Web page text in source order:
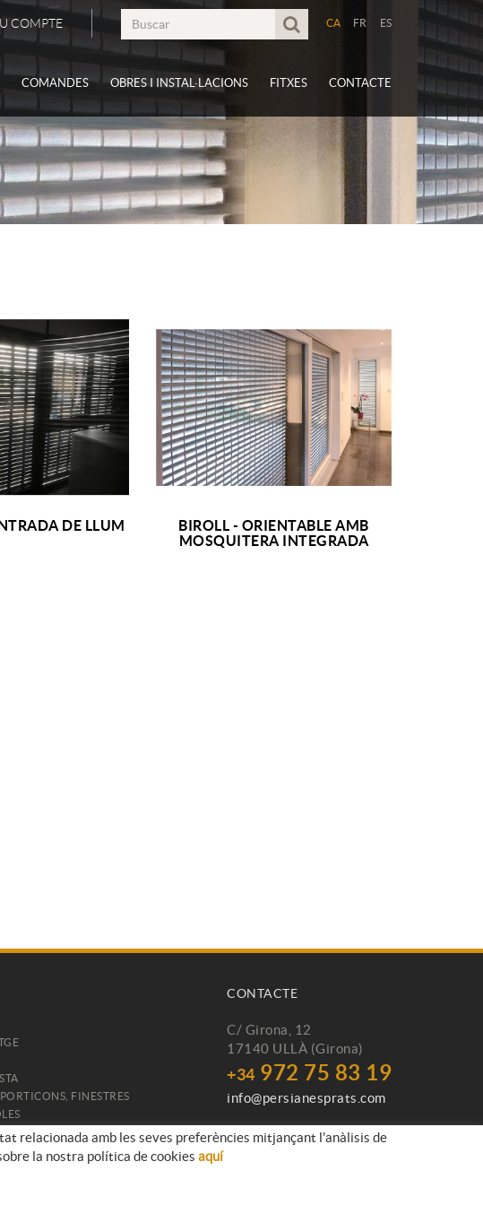
CA FR ES
COMPTE
COMANDES OBRES I INSTAL·LACIONS FITXES CONTACTE
DE LLUM + INFO
BIROLL - ORIENTABLE AMB
MOSQUITERA INTEGRADA
FINESTRES
I BARANES
CONTACTE
C/ Girona, 12
17140 ULLÀ (Girona)
+34 972 75 83 19
info@persianesprats.com
relacionada amb les seves preferències mitjançant l'anàlisis de
la nostra política de cookies aquí